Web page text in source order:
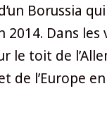
Borussia
Dans
toit de
de l’Europe